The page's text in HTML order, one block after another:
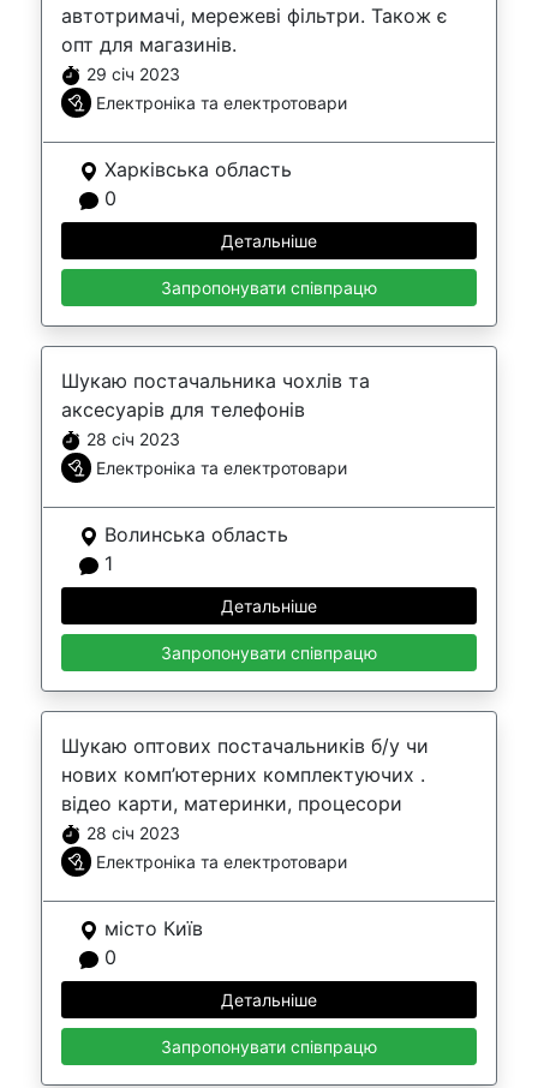
автотримачі, мережеві фільтри. Також є
опт для магазинів.
29 січ 2023
Електроніка та електротовари
Харківська область
0
Детальніше
Запропонувати співпрацю
Шукаю постачальника чохлів та
аксесуарів для телефонів
28 січ 2023
Електроніка та електротовари
Волинська область
1
Детальніше
Запропонувати співпрацю
Шукаю оптових постачальників б/у чи
нових комп’ютерних комплектуючих .
відео карти, материнки, процесори
28 січ 2023
Електроніка та електротовари
місто Київ
0
Детальніше
Запропонувати співпрацю